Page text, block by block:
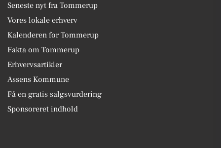
Seneste nyt fra Tommerup
Vores lokale erhverv
Kalenderen for Tommerup
Fakta om Tommerup
Erhvervsartikler
Assens Kommune
Få en gratis salgsvurdering
Sponsoreret indhold